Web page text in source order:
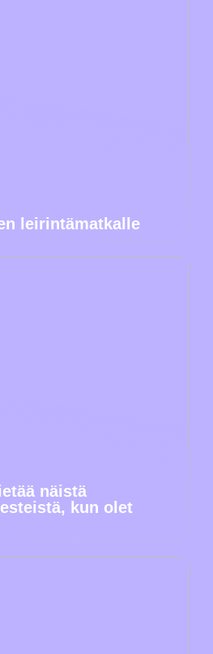
leirintämatkalle
näistä
kun olet